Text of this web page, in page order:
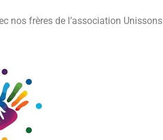
nos frères de l’association Unissons